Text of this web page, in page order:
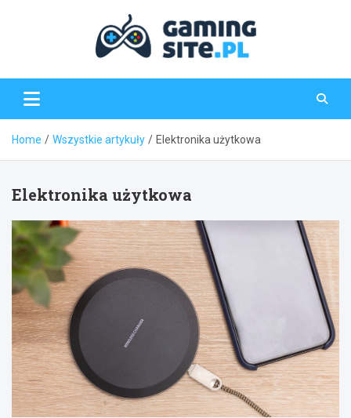
Gaming-Site.pl
Home Wszystkie artykuły Elektronika użytkowa
Elektronika użytkowa